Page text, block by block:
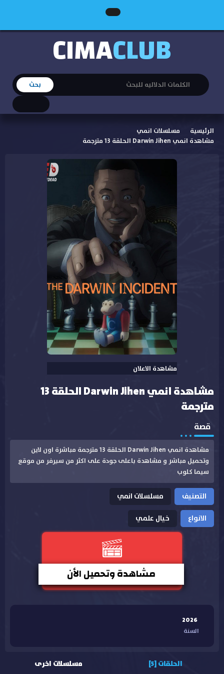
CIMACLUB
الرئيسية
مسلسلات انمي
مشاهدة انمي Darwin Jihen الحلقة 13 مترجمة
مشاهدة الاعلان
مشاهدة انمي Darwin Jihen الحلقة 13
مترجمة
قصة
مشاهدة انمي Darwin Jihen الحلقة 13 مترجمة مباشرة اون لاين
وتحميل مباشر و مشاهدة باعلى جودة على اكثر من سيرفر من موقع
سيما كلوب
التصنيف
مسلسلات انمي
الانواع
خيال علمي
مشاهدة وتحميل الأن
2026
السنة
الحلقات [5] مسلسلات اخرى